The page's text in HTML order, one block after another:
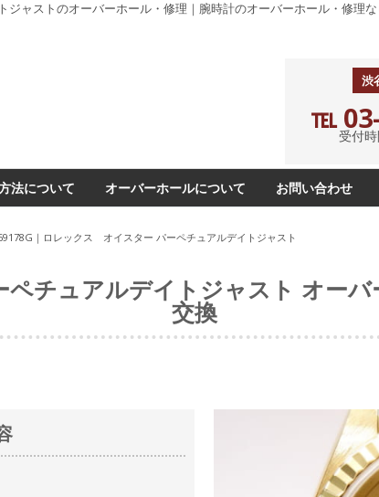
ャストのオーバーホール・修理｜腕時計のオーバーホール・修理な
渋
℡
受付
法について オーバーホールについて お問い合わせ
｜ロレックス オイスター パーペチュアルデイトジャスト
ペチュアルデイトジャスト オー
交換